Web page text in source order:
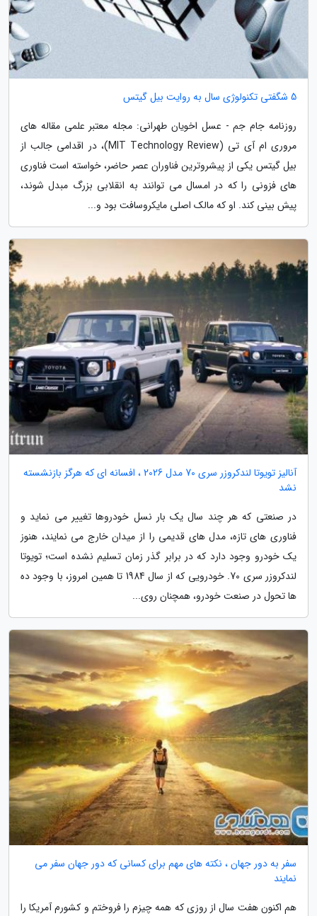
5 شگفتی تکنولوژی سال به روایت بیل گیتس
روزنامه جام جم - عسل اخویان طهرانی: مجله معتبر علمی مقاله های
مروری ام آی تی (MIT Technology Review)، در اقدامی جالب از
بیل گیتس یکی از پیشروترین فناوران عصر حاضر، خواسته است فناوری
های فزونی را که در امسال می توانند به انقلابی بزرگ مبدل شوند،
پیش بینی کند. او که مالک اصلی مایکروسافت بود و...
آنالیز تویوتا لندکروزر سری 70 مدل 2026 ، افسانه ای که هرگز بازنشسته
نشد
در صنعتی که هر چند سال یک بار نسل خودروها تغییر می نماید و
فناوری های تازه، مدل های قدیمی را از میدان خارج می نمایند، هنوز
یک خودرو وجود دارد که در برابر گذر زمان تسلیم نشده است؛ تویوتا
لندکروزر سری 70. خودرویی که از سال 1984 تا همین امروز، با وجود ده
ها تحول در صنعت خودرو، همچنان روی...
سفر به دور جهان ، نکته های مهم برای کسانی که دور جهان سفر می
نمایند
هم اکنون هفت سال از روزی که همه چیزم را فروختم و کشورم آمریکا را